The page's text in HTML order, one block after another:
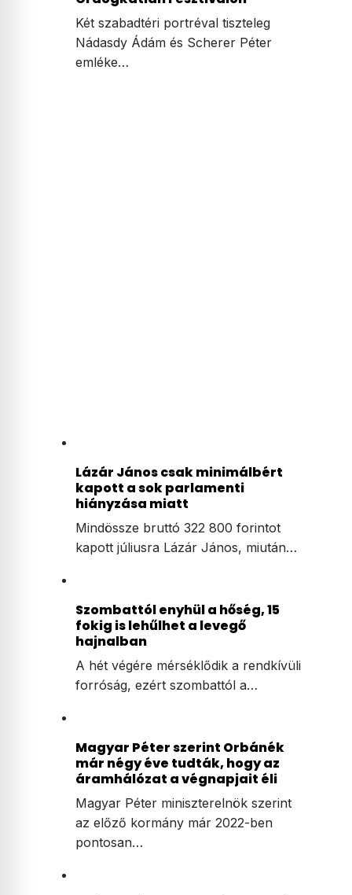
Két szabadtéri portréval tiszteleg
Nádasdy Ádám és Scherer Péter
emléke…
Lázár János csak minimálbért
kapott a sok parlamenti
hiányzása miatt
Mindössze bruttó 322 800 forintot
kapott júliusra Lázár János, miután…
Szombattól enyhül a hőség, 15
fokig is lehűlhet a levegő
hajnalban
A hét végére mérséklődik a rendkívüli
forróság, ezért szombattól a…
Magyar Péter szerint Orbánék
már négy éve tudták, hogy az
áramhálózat a végnapjait éli
Magyar Péter miniszterelnök szerint
az előző kormány már 2022-ben
pontosan…